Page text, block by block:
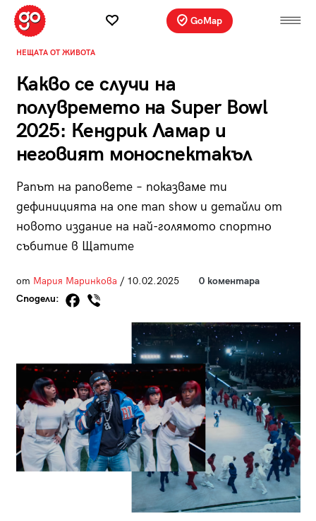
GoMap
НЕЩАТА ОТ ЖИВОТА
Какво се случи на
полувремето на Super Bowl
2025: Кендрик Ламар и
неговият моноспектакъл
Рапът на раповете – показваме ти
дефиницията на one man show и детайли от
новото издание на най-голямото спортно
събитие в Щатите
от Мария Маринкова / 10.02.2025
0 коментара
Сподели: